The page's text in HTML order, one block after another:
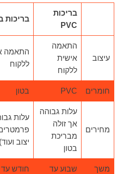
בריכות
PVC
בריכות
עיצוב
התאמה
אישית
ללקוח
התאמה
ללקוח
חומרים PVC בטון
מחירים
עלות גבוהה
אך זולה
מבריכת
בטון
עלות
יצוב ועוד)
משך שבוע עד חודש עד